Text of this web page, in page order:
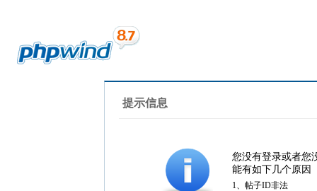
提示信息
您没有登录或者您
能有如下几个原因
1、帖子ID非法